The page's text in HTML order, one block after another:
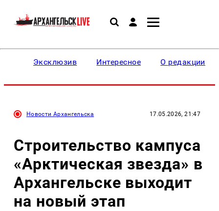
Эксклюзив Интересное О редакции
Новости Архангельска 17.05.2026, 21:47
Строительство кампуса
«Арктическая звезда» в
Архангельске выходит
на новый этап